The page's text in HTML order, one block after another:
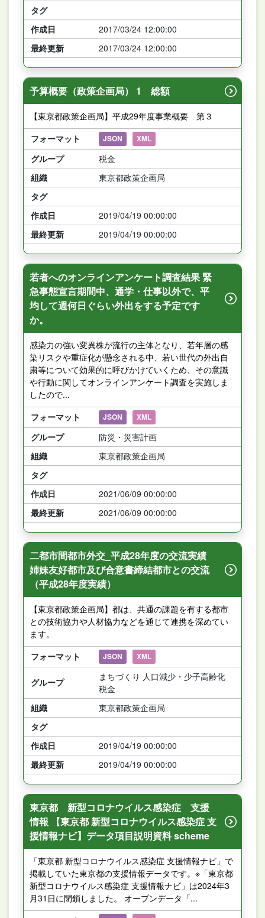
タグ
作成日
2017/03/24 12:00:00
最終更新
2017/03/24 12:00:00
予算概要（政策企画局） 1 総額
【東京都政策企画局】平成29年度事業概要 第３
フォーマット
JSON XML
グループ
税金
組織
東京都政策企画局
タグ
作成日
2019/04/19 00:00:00
最終更新
2019/04/19 00:00:00
若者へのオンラインアンケート調査結果 緊
急事態宣言期間中、通学・仕事以外で、平
均して週何日ぐらい外出をする予定です
か。
感染力の強い変異株が流行の主体となり、若年層の感
染リスクや重症化が懸念される中、若い世代の外出自
粛等について効果的に呼びかけていくため、その意識
や行動に関してオンラインアンケート調査を実施しま
したので...
フォーマット
JSON XML
グループ
防災・災害計画
組織
東京都政策企画局
タグ
作成日
2021/06/09 00:00:00
最終更新
2021/06/09 00:00:00
二都市間都市外交_平成28年度の交流実績
姉妹友好都市及び合意書締結都市との交流
（平成28年度実績）
【東京都政策企画局】都は、共通の課題を有する都市
との技術協力や人材協力などを通じて連携を深めてい
ます。
フォーマット
JSON XML
グループ
まちづくり 人口減少・少子高齢化
税金
組織
東京都政策企画局
タグ
作成日
2019/04/19 00:00:00
最終更新
2019/04/19 00:00:00
東京都 新型コロナウイルス感染症 支援
情報 【東京都 新型コロナウイルス感染症 支
援情報ナビ】データ項目説明資料 scheme
「東京都 新型コロナウイルス感染症 支援情報ナビ」で
掲載していた東京都の支援情報データです。※「東京都
新型コロナウイルス感染症 支援情報ナビ」は2024年3
月31日に閉鎖しました。 オープンデータ「...